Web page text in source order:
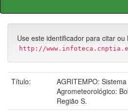
Use este identificador para citar
http://
Título:
AGRITEMPO:
Agrometeorológico:
Região S.